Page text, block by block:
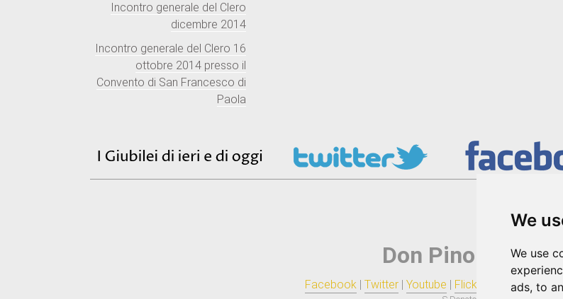
We
We use
ads, to
Incontro generale del Clero
dicembre 2014
Incontro generale del Clero 16
ottobre 2014 presso il
Convento di San Francesco di
Paola
Don Pino
Facebook| Twitter| Youtube | Flickr Tumblr|